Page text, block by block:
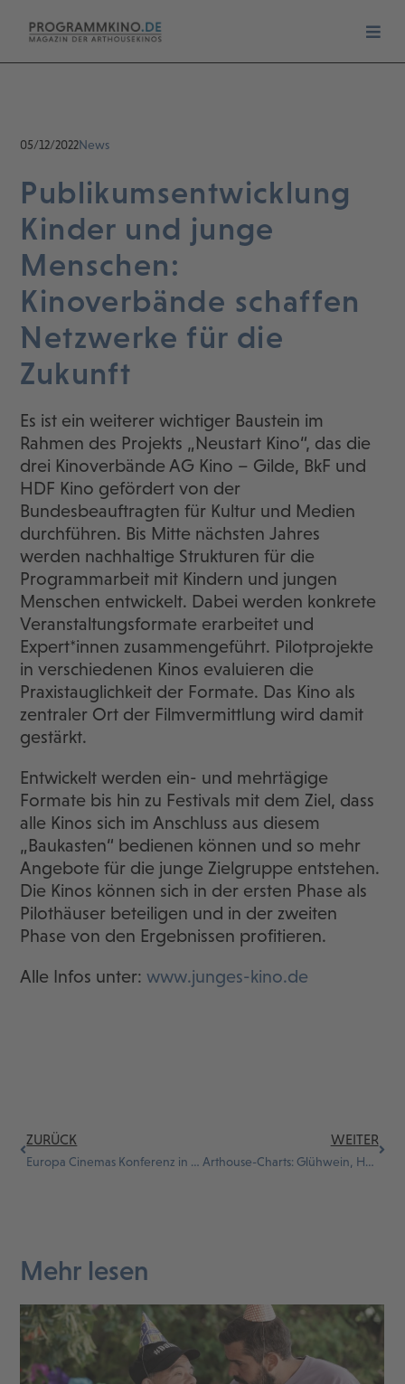
05/12/2022News
Publikumsentwicklung
Kinder und junge
Menschen:
Kinoverbände schaffen
Netzwerke für die
Zukunft
Es ist ein weiterer wichtiger Baustein im
Rahmen des Projekts „Neustart Kino“, das die
drei Kinoverbände AG Kino – Gilde, BkF und
HDF Kino gefördert von der
Bundesbeauftragten für Kultur und Medien
durchführen. Bis Mitte nächsten Jahres
werden nachhaltige Strukturen für die
Programmarbeit mit Kindern und jungen
Menschen entwickelt. Dabei werden konkrete
Veranstaltungsformate erarbeitet und
Expert*innen zusammengeführt. Pilotprojekte
in verschiedenen Kinos evaluieren die
Praxistauglichkeit der Formate. Das Kino als
zentraler Ort der Filmvermittlung wird damit
gestärkt.
Entwickelt werden ein- und mehrtägige
Formate bis hin zu Festivals mit dem Ziel, dass
alle Kinos sich im Anschluss aus diesem
„Baukasten“ bedienen können und so mehr
Angebote für die junge Zielgruppe entstehen.
Die Kinos können sich in der ersten Phase als
Pilothäuser beteiligen und in der zweiten
Phase von den Ergebnissen profitieren.
Alle Infos unter:www.junges-kino.de
ZURÜCK
Europa Cinemas Konferenz in Paris
WEITER
Arthouse-Charts: Glühwein, Handbrot und große Emotionen
Mehr lesen